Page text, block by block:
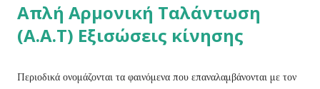
Απλή Αρμονική Ταλάντωση
(Α.Α.Τ) Εξισώσεις κίνησης
Περιοδικά ονομάζονται τα φαινόμενα που επαναλαμβάνονται με τον